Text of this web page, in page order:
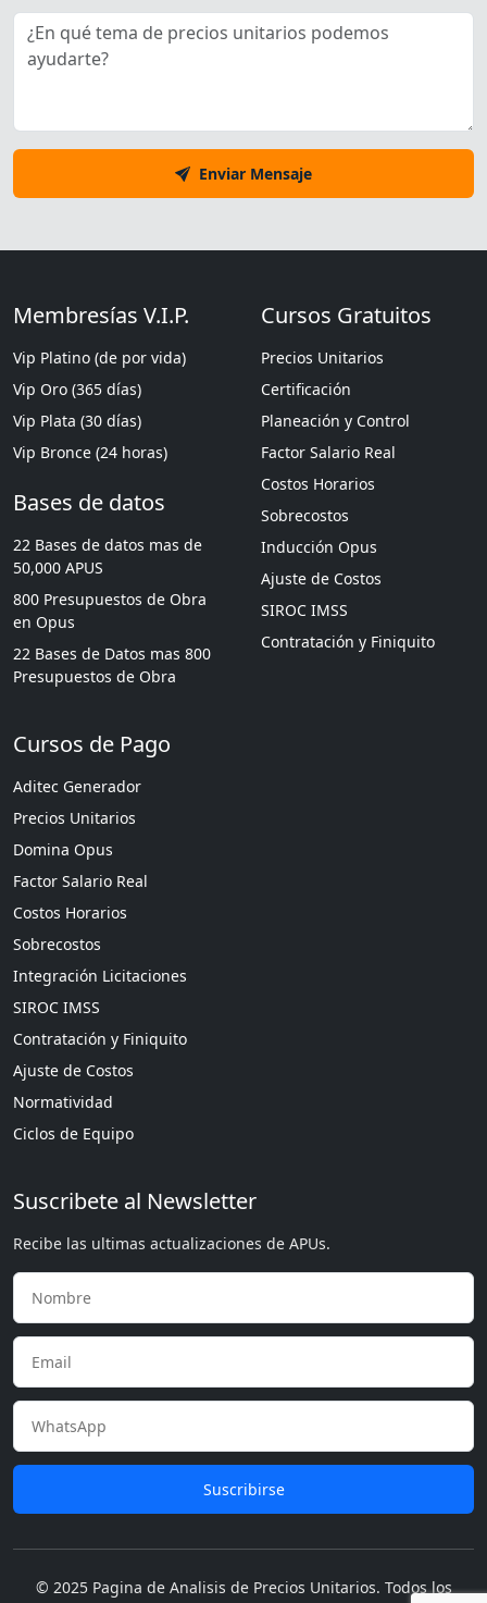
Enviar Mensaje
Membresías V.I.P.
Vip Platino (de por vida)
Vip Oro (365 días)
Vip Plata (30 días)
Vip Bronce (24 horas)
Bases de datos
22 Bases de datos mas de
50,000 APUS
800 Presupuestos de Obra
en Opus
22 Bases de Datos mas 800
Presupuestos de Obra
Cursos Gratuitos
Precios Unitarios
Certificación
Planeación y Control
Factor Salario Real
Costos Horarios
Sobrecostos
Inducción Opus
Ajuste de Costos
SIROC IMSS
Contratación y Finiquito
Cursos de Pago
Aditec Generador
Precios Unitarios
Domina Opus
Factor Salario Real
Costos Horarios
Sobrecostos
Integración Licitaciones
SIROC IMSS
Contratación y Finiquito
Ajuste de Costos
Normatividad
Ciclos de Equipo
Suscribete al Newsletter
Recibe las ultimas actualizaciones de APUs.
Suscribirse
© 2025 Pagina de Analisis de Precios Unitarios. Todos los